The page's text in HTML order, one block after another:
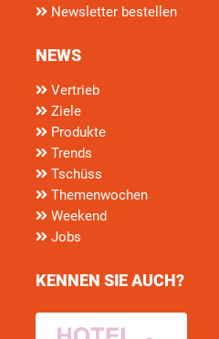
Newsletter bestellen
NEWS
Vertrieb
Ziele
Produkte
Trends
Tschüss
Themenwochen
Weekend
Jobs
KENNEN SIE AUCH?